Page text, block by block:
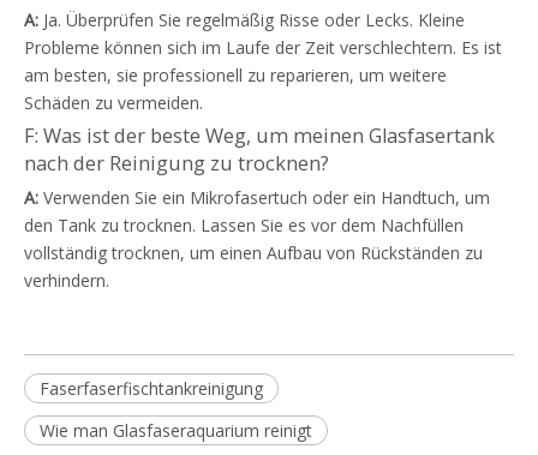
A: Ja. Überprüfen Sie regelmäßig Risse oder Lecks. Kleine
Probleme können sich im Laufe der Zeit verschlechtern. Es ist
am besten, sie professionell zu reparieren, um weitere
Schäden zu vermeiden.
F: Was ist der beste Weg, um meinen Glasfasertank
nach der Reinigung zu trocknen?
A: Verwenden Sie ein Mikrofasertuch oder ein Handtuch, um
den Tank zu trocknen. Lassen Sie es vor dem Nachfüllen
vollständig trocknen, um einen Aufbau von Rückständen zu
verhindern.
Faserfaserfischtankreinigung
Wie man Glasfaseraquarium reinigt